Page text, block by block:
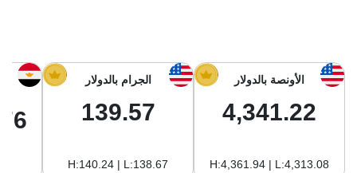
الأونصة بالدولار
4,341.22
H:4,361.94 | L:4,313.08
الجرام بالدولار
139.57
H:140.24 | L:138.67